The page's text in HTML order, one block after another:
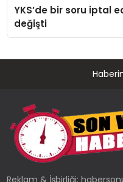
YKS’de bir soru iptal
değişti